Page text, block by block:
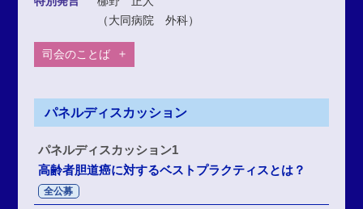
（大同病院 外科）
司会のことば
パネルディスカッション
パネルディスカッション1
高齢者胆道癌に対するベストプラクティスとは？
全公募